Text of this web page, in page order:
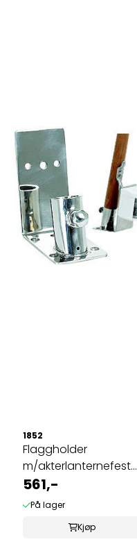
1852
Flaggholder
m/akterlanternefeste,
syrefast, 25 mm
561,-
På lager
Kjøp